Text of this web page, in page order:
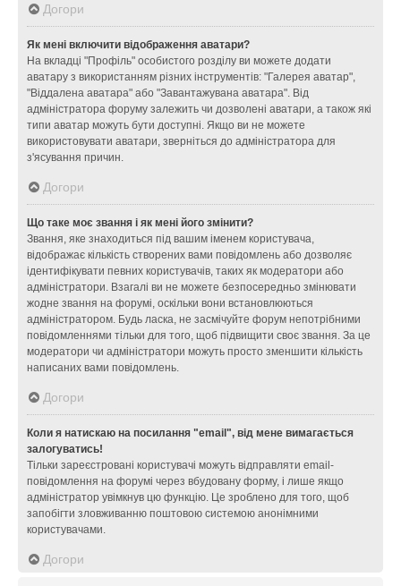
Догори
Як мені включити відображення аватари?
На вкладці "Профіль" особистого розділу ви можете додати
аватару з використанням різних інструментів: "Галерея аватар",
"Віддалена аватара" або "Завантажувана аватара". Від
адміністратора форуму залежить чи дозволені аватари, а також які
типи аватар можуть бути доступні. Якщо ви не можете
використовувати аватари, зверніться до адміністратора для
з'ясування причин.
Догори
Що таке моє звання і як мені його змінити?
Звання, яке знаходиться під вашим іменем користувача,
відображає кількість створених вами повідомлень або дозволяє
ідентифікувати певних користувачів, таких як модератори або
адміністратори. Взагалі ви не можете безпосередньо змінювати
жодне звання на форумі, оскільки вони встановлюються
адміністратором. Будь ласка, не засмічуйте форум непотрібними
повідомленнями тільки для того, щоб підвищити своє звання. За це
модератори чи адміністратори можуть просто зменшити кількість
написаних вами повідомлень.
Догори
Коли я натискаю на посилання "email", від мене вимагається
залогуватись!
Тільки зареєстровані користувачі можуть відправляти email-
повідомлення на форумі через вбудовану форму, і лише якщо
адміністратор увімкнув цю функцію. Це зроблено для того, щоб
запобігти зловживанню поштовою системою анонімними
користувачами.
Догори